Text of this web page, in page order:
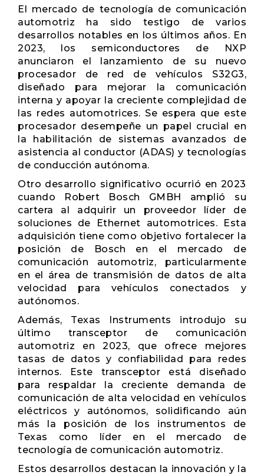
El mercado de tecnología de comunicación
automotriz ha sido testigo de varios
desarrollos notables en los últimos años. En
2023, los semiconductores de NXP
anunciaron el lanzamiento de su nuevo
procesador de red de vehículos S32G3,
diseñado para mejorar la comunicación
interna y apoyar la creciente complejidad de
las redes automotrices. Se espera que este
procesador desempeñe un papel crucial en
la habilitación de sistemas avanzados de
asistencia al conductor (ADAS) y tecnologías
de conducción autónoma.
Otro desarrollo significativo ocurrió en 2023
cuando Robert Bosch GMBH amplió su
cartera al adquirir un proveedor líder de
soluciones de Ethernet automotrices. Esta
adquisición tiene como objetivo fortalecer la
posición de Bosch en el mercado de
comunicación automotriz, particularmente
en el área de transmisión de datos de alta
velocidad para vehículos conectados y
autónomos.
Además, Texas Instruments introdujo su
último transceptor de comunicación
automotriz en 2023, que ofrece mejores
tasas de datos y confiabilidad para redes
internos. Este transceptor está diseñado
para respaldar la creciente demanda de
comunicación de alta velocidad en vehículos
eléctricos y autónomos, solidificando aún
más la posición de los instrumentos de
Texas como líder en el mercado de
tecnología de comunicación automotriz.
Estos desarrollos destacan la innovación y la